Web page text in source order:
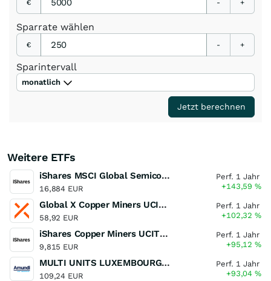
€ - +
Sparrate wählen
€ - +
Sparintervall
monatlich
Jetzt berechnen
Weitere ETFs
iShares MSCI Global Semiconductors UCITS ETF USD (Acc)
16,884 EUR
Perf. 1 Jahr
+143,59%
Global X Copper Miners UCITS ETF USD Acc
58,92 EUR
Perf. 1 Jahr
+102,32%
iShares Copper Miners UCITS ETF
9,815 EUR
Perf. 1 Jahr
+95,12%
MULTI UNITS LUXEMBOURG - Lyxor MSCI Semiconductors ESG Filtered
109,24 EUR
Perf. 1 Jahr
+93,04%